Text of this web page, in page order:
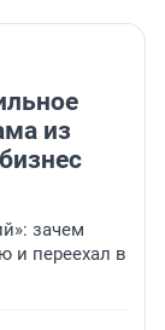
из
зачем
и переехал в